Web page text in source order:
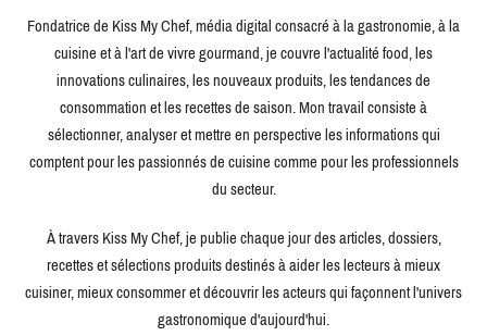
Fondatrice de Kiss My Chef, média digital consacré à la gastronomie, à la
cuisine et à l'art de vivre gourmand, je couvre l'actualité food, les
innovations culinaires, les nouveaux produits, les tendances de
consommation et les recettes de saison. Mon travail consiste à
sélectionner, analyser et mettre en perspective les informations qui
comptent pour les passionnés de cuisine comme pour les professionnels
du secteur.
À travers Kiss My Chef, je publie chaque jour des articles, dossiers,
recettes et sélections produits destinés à aider les lecteurs à mieux
cuisiner, mieux consommer et découvrir les acteurs qui façonnent l'univers
gastronomique d'aujourd'hui.